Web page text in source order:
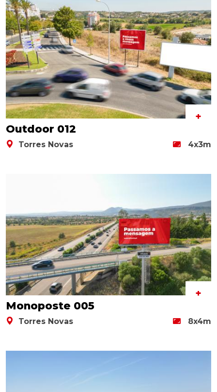
+
Outdoor 012
Torres Novas 4x3m
+
Monoposte 005
Torres Novas 8x4m